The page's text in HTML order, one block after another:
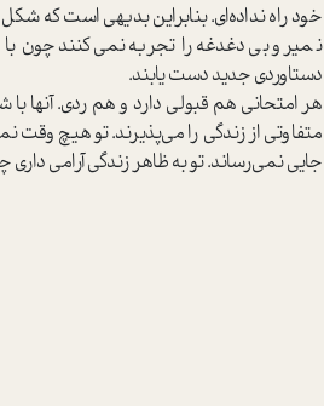
خود راه نداده‌ای. بنابراین بدیهی است که
نمیر و بی‌دغدغه را تجربه نمی‌کنند چون
دستاوردی جدید دست یابند.
هر امتحانی هم قبولی دارد و هم ردی. آنها
متفاوتی از زندگی را می‌پذیرند. تو هیچ وقت
جایی نمی‌رساند. تو به ظاهر زندگی آرامی